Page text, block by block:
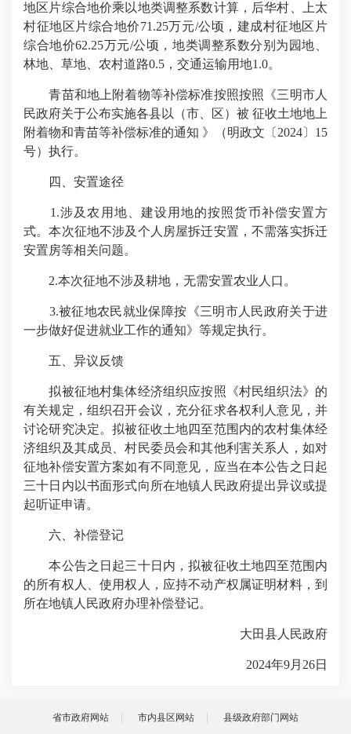
地区片综合地价乘以地类调整系数计算，后华村、上太
村征地区片综合地价71.25万元/公顷，建成村征地区片
综合地价62.25万元/公顷，地类调整系数分别为园地、
林地、草地、农村道路0.5，交通运输用地1.0。
青苗和地上附着物等补偿标准按照按照《三明市人
民政府关于公布实施各县以（市、区）被 征收土地地上
附着物和青苗等补偿标准的通知 》（明政文〔2024〕15
号）执行。
四、安置途径
1.涉及农用地、建设用地的按照货币补偿安置方
式。本次征地不涉及个人房屋拆迁安置，不需落实拆迁
安置房等相关问题。
2.本次征地不涉及耕地，无需安置农业人口。
3.被征地农民就业保障按《三明市人民政府关于进
一步做好促进就业工作的通知》等规定执行。
五、异议反馈
拟被征地村集体经济组织应按照《村民组织法》的
有关规定，组织召开会议，充分征求各权利人意见，并
讨论研究决定。拟被征收土地四至范围内的农村集体经
济组织及其成员、村民委员会和其他利害关系人，如对
征地补偿安置方案如有不同意见，应当在本公告之日起
三十日内以书面形式向所在地镇人民政府提出异议或提
起听证申请。
六、补偿登记
本公告之日起三十日内，拟被征收土地四至范围内
的所有权人、使用权人，应持不动产权属证明材料，到
所在地镇人民政府办理补偿登记。
大田县人民政府
2024年9月26日
省市政府网站 市内县区网站 县级政府部门网站